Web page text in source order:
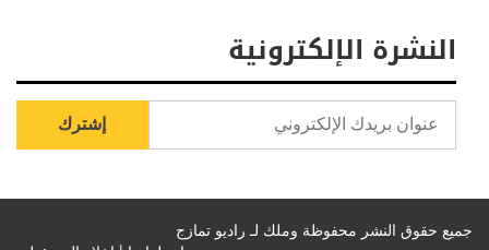
النشرة الإلكترونية
جميع حقوق النشر محفوظة وملك لـ راديو تمازج